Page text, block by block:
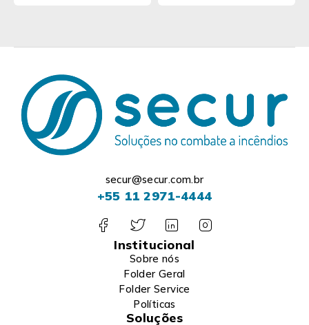
secur@secur.com.br
+55 11 2971-4444
Institucional
Sobre nós
Folder Geral
Folder Service
Políticas
Soluções